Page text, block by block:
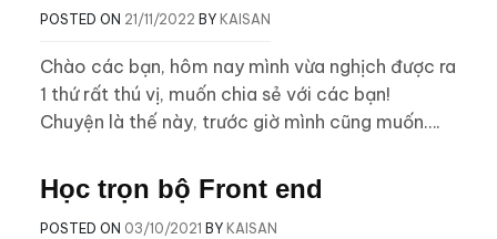
POSTED ON 21/11/2022 BY KAISAN
Chào các bạn, hôm nay mình vừa nghịch được ra
1 thứ rất thú vị, muốn chia sẻ với các bạn!
Chuyện là thế này, trước giờ mình cũng muốn….
Học trọn bộ Front end
POSTED ON 03/10/2021 BY KAISAN